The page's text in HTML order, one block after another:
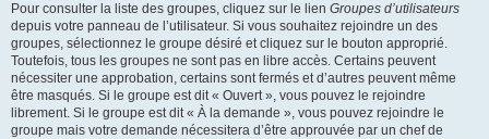
Pour consulter la liste des groupes, cliquez sur le lien Groupes d’utilisateurs
depuis votre panneau de l’utilisateur. Si vous souhaitez rejoindre un des
groupes, sélectionnez le groupe désiré et cliquez sur le bouton approprié.
Toutefois, tous les groupes ne sont pas en libre accès. Certains peuvent
nécessiter une approbation, certains sont fermés et d’autres peuvent même
être masqués. Si le groupe est dit « Ouvert », vous pouvez le rejoindre
librement. Si le groupe est dit « À la demande », vous pouvez rejoindre le
groupe mais votre demande nécessitera d’être approuvée par un chef de